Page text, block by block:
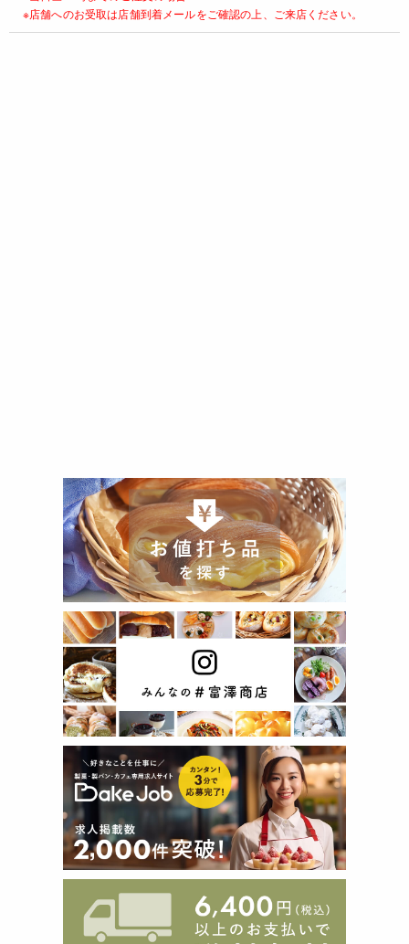
※店舗へのお受取は店舗到着メールをご確認の上、ご来店ください。